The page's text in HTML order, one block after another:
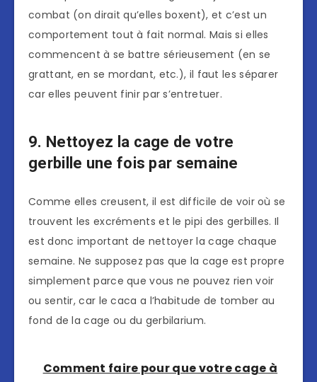
combat (on dirait qu’elles boxent), et c’est un
comportement tout à fait normal. Mais si elles
commencent à se battre sérieusement (en se
grattant, en se mordant, etc.), il faut les séparer
car elles peuvent finir par s’entretuer.
9. Nettoyez la cage de votre
gerbille une fois par semaine
Comme elles creusent, il est difficile de voir où se
trouvent les excréments et le pipi des gerbilles. Il
est donc important de nettoyer la cage chaque
semaine. Ne supposez pas que la cage est propre
simplement parce que vous ne pouvez rien voir
ou sentir, car le caca a l’habitude de tomber au
fond de la cage ou du gerbilarium.
Comment faire pour que votre cage à